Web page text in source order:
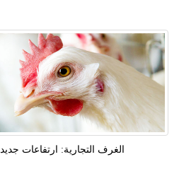
الغرف التجارية: ارتفاعات